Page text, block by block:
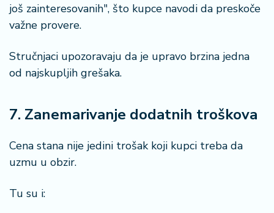
još zainteresovanih", što kupce navodi da preskoče
važne provere.
Stručnjaci upozoravaju da je upravo brzina jedna
od najskupljih grešaka.
7. Zanemarivanje dodatnih troškova
Cena stana nije jedini trošak koji kupci treba da
uzmu u obzir.
Tu su i: